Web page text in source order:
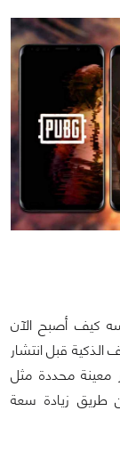
كيف أصبح الآن
الذكية قبل انتشار
معينة محددة مثل
طريق زيادة سعة